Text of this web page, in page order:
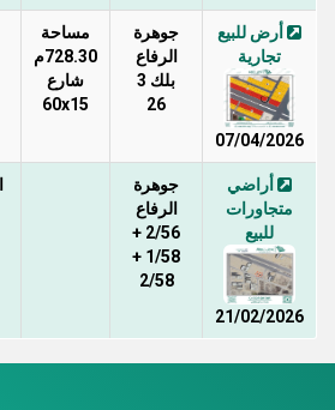
أرض للبيع
تجارية
07/04/2026
جوهرة
الرفاع
بلك 3
26
مساحة
728.30م
شارع
60x15
أراضي
متجاورات
للبيع
21/02/2026
جوهرة
الرفاع
2/56 +
1/58 +
2/58